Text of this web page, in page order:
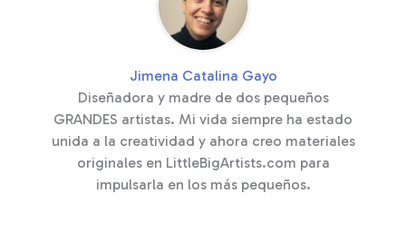
Jimena Catalina Gayo
Diseñadora y madre de dos pequeños
GRANDES artistas. Mi vida siempre ha estado
unida a la creatividad y ahora creo materiales
originales en LittleBigArtists.com para
impulsarla en los más pequeños.